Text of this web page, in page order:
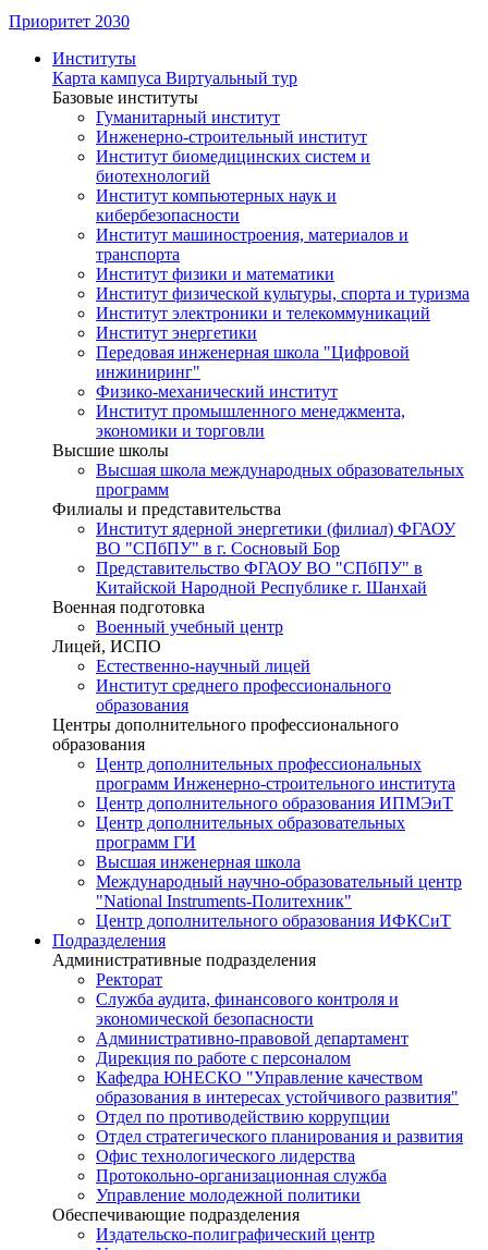
Приоритет 2030
Институты
Карта кампуса Виртуальный тур
Базовые институты
Гуманитарный институт
Инженерно-строительный институт
Институт биомедицинских систем и
биотехнологий
Институт компьютерных наук и
кибербезопасности
Институт машиностроения, материалов и
транспорта
Институт физики и математики
Институт физической культуры, спорта и туризма
Институт электроники и телекоммуникаций
Институт энергетики
Передовая инженерная школа "Цифровой
инжиниринг"
Физико-механический институт
Институт промышленного менеджмента,
экономики и торговли
Высшие школы
Высшая школа международных образовательных
программ
Филиалы и представительства
Институт ядерной энергетики (филиал) ФГАОУ
ВО "СПбПУ" в г. Сосновый Бор
Представительство ФГАОУ ВО "СПбПУ" в
Китайской Народной Республике г. Шанхай
Военная подготовка
Военный учебный центр
Лицей, ИСПО
Естественно-научный лицей
Институт среднего профессионального
образования
Центры дополнительного профессионального
образования
Центр дополнительных профессиональных
программ Инженерно-строительного института
Центр дополнительного образования ИПМЭиТ
Центр дополнительных образовательных
программ ГИ
Высшая инженерная школа
Международный научно-образовательный центр
"National Instruments-Политехник"
Центр дополнительного образования ИФКСиТ
Подразделения
Административные подразделения
Ректорат
Служба аудита, финансового контроля и
экономической безопасности
Административно-правовой департамент
Дирекция по работе с персоналом
Кафедра ЮНЕСКО "Управление качеством
образования в интересах устойчивого развития"
Отдел по противодействию коррупции
Отдел стратегического планирования и развития
Офис технологического лидерства
Протокольно-организационная служба
Управление молодежной политики
Обеспечивающие подразделения
Издательско-полиграфический центр